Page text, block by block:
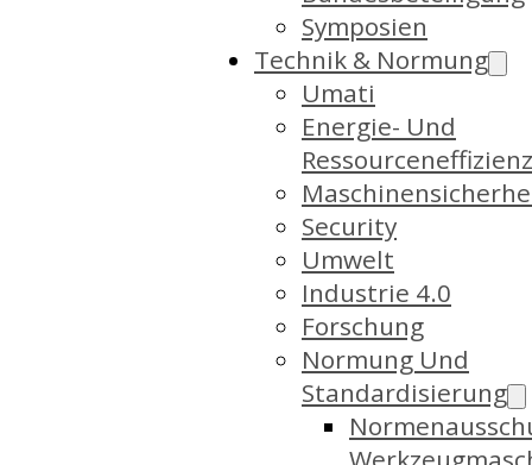
Symposien
Technik & Normung
Umati
Energie- Und
Ressourceneffizienz
Security
Umwelt
Industrie 4.0
Forschung
Normung Und
Standardisierung